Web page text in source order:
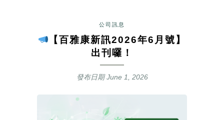
公司訊息
【百雅康新訊2026年6月號】
出刊囉！
發布日期June 1, 2026